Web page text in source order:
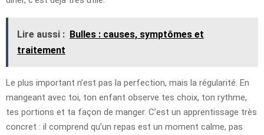
Lire aussi : Bulles : causes, symptômes et
traitement
Le plus important n’est pas la perfection, mais la régularité. En
mangeant avec toi, ton enfant observe tes choix, ton rythme,
tes portions et ta façon de manger. C’est un apprentissage très
concret : il comprend qu’un repas est un moment calme, pas